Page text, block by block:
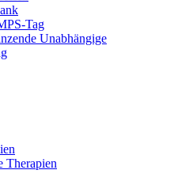
Tag
Unabhängige
Therapien